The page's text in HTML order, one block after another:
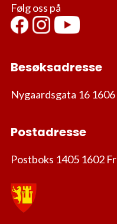
Følg oss på
Besøksadresse
Nygaardsgata 16
Postadresse
Postboks 1405 1602